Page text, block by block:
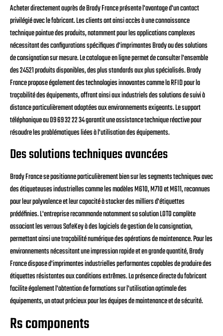
Acheter directement auprès de Brady France présente l'avantage d'un contact
privilégié avec le fabricant. Les clients ont ainsi accès à une connaissance
technique pointue des produits, notamment pour les applications complexes
nécessitant des configurations spécifiques d'imprimantes Brady ou des solutions
de consignation sur mesure. Le catalogue en ligne permet de consulter l'ensemble
des 24521 produits disponibles, des plus standards aux plus spécialisés. Brady
France propose également des technologies innovantes comme la RFID pour la
traçabilité des équipements, offrant ainsi aux industriels des solutions de suivi à
distance particulièrement adaptées aux environnements exigeants. Le support
téléphonique au 09 69 32 22 34 garantit une assistance technique réactive pour
résoudre les problématiques liées à l'utilisation des équipements.
Des solutions techniques avancées
Brady France se positionne particulièrement bien sur les segments techniques avec
des étiqueteuses industrielles comme les modèles M610, M710 et M611, reconnues
pour leur polyvalence et leur capacité à stocker des milliers d'étiquettes
prédéfinies. L'entreprise recommande notamment sa solution LOTO complète
associant les verrous SafeKey à des logiciels de gestion de la consignation,
permettant ainsi une traçabilité numérique des opérations de maintenance. Pour les
environnements nécessitant une impression rapide et en grande quantité, Brady
France dispose d'imprimantes industrielles performantes capables de produire des
étiquettes résistantes aux conditions extrêmes. La présence directe du fabricant
facilite également l'obtention de formations sur l'utilisation optimale des
équipements, un atout précieux pour les équipes de maintenance et de sécurité.
Rs components